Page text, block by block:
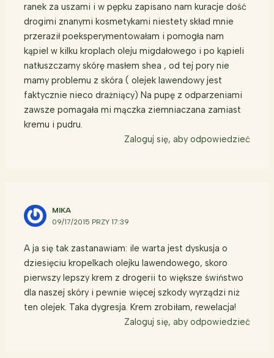
ranek za uszami i w pępku zapisano nam kuracje dość
drogimi znanymi kosmetykami niestety skład mnie
przeraził poeksperymentowałam i pomogła nam
kąpiel w kilku kroplach oleju migdałowego i po kąpieli
natłuszczamy skórę masłem shea , od tej pory nie
mamy problemu z skóra ( olejek lawendowy jest
faktycznie nieco drażniący) Na pupę z odparzeniami
zawsze pomagała mi mączka ziemniaczana zamiast
kremu i pudru.
Zaloguj się, aby odpowiedzieć
MIKA
09/17/2015 PRZY 17:39
A ja się tak zastanawiam: ile warta jest dyskusja o
dziesięciu kropelkach olejku lawendowego, skoro
pierwszy lepszy krem z drogerii to większe świństwo
dla naszej skóry i pewnie więcej szkody wyrządzi niż
ten olejek. Taka dygresja. Krem zrobiłam, rewelacja!
Zaloguj się, aby odpowiedzieć